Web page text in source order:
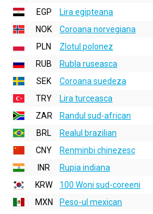
EGP
Lira egipteana
NOK
Coroana norvegiana
PLN
Zlotul polonez
RUB
Rubla ruseasca
SEK
Coroana suedeza
TRY
Lira turceasca
ZAR
Randul sud-african
BRL
Realul brazilian
CNY
Renminbi chinezesc
INR
Rupia indiana
KRW
100 Woni sud-coreeni
MXN
Peso-ul mexican